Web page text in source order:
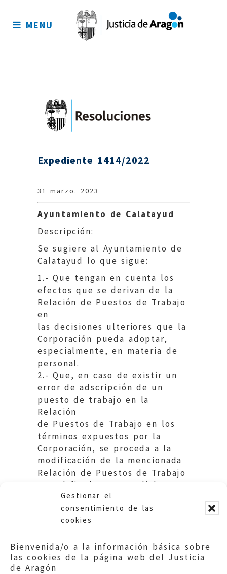
Gestionar el
consentimiento de las
cookies
Bienvenida/o a la información básica sobre
las cookies de la página web del Justicia
de Aragón
sitio
MENU
Expediente 1414/2022
31 marzo. 2023
Ayuntamiento de Calatayud
Descripción:
Se sugiere al Ayuntamiento de
Calatayud lo que sigue:
1.- Que tengan en cuenta los
efectos que se derivan de la
Relación de Puestos de Trabajo
en
las decisiones ulteriores que la
Corporación pueda adoptar,
especialmente, en materia de
personal.
2.- Que, en caso de existir un
error de adscripción de un
puesto de trabajo en la
Relación
de Puestos de Trabajo en los
términos expuestos por la
Corporación, se proceda a la
modificación de la mencionada
Relación de Puestos de Trabajo
con el fin de reparar dicho
error.